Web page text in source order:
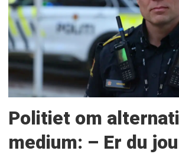
Politiet om
medium: – Er du